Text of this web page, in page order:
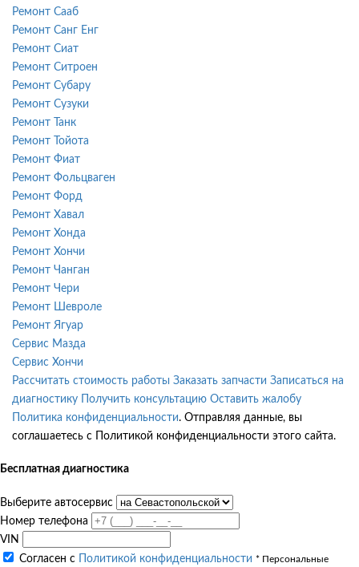
Ремонт Сааб
Ремонт Санг Енг
Ремонт Сиат
Ремонт Ситроен
Ремонт Субару
Ремонт Сузуки
Ремонт Танк
Ремонт Тойота
Ремонт Фиат
Ремонт Фольцваген
Ремонт Форд
Ремонт Хавал
Ремонт Хонда
Ремонт Хончи
Ремонт Чанган
Ремонт Чери
Ремонт Шевроле
Ремонт Ягуар
Сервис Мазда
Сервис Хончи
Рассчитать стоимость работы Заказать запчасти Записаться на
диагностику
Получить консультацию Оставить жалобу
Политика конфиденциальности. Отправляя данные, вы
соглашаетесь с Политикой конфиденциальности этого сайта.
Бесплатная диагностика
Выберите автосервис
Номер телефона
VIN
Согласен с
Политикой конфиденциальности * Персональные